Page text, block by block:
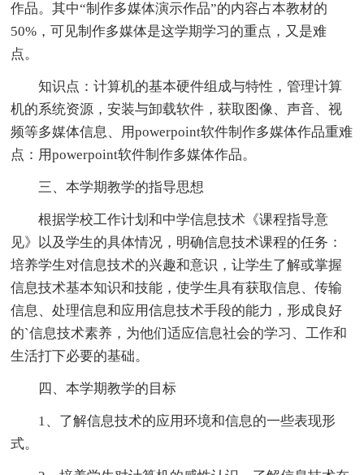
作品。其中“制作多媒体演示作品”的内容占本教材的
50%，可见制作多媒体是这学期学习的重点，又是难
点。
知识点：计算机的基本硬件组成与特性，管理计算
机的系统资源，安装与卸载软件，获取图像、声音、视
频等多媒体信息、用powerpoint软件制作多媒体作品重难
点：用powerpoint软件制作多媒体作品。
三、本学期教学的指导思想
根据学校工作计划和中学信息技术《课程指导意
见》以及学生的具体情况，明确信息技术课程的任务：
培养学生对信息技术的兴趣和意识，让学生了解或掌握
信息技术基本知识和技能，使学生具有获取信息、传输
信息、处理信息和应用信息技术手段的能力，形成良好
的`信息技术素养，为他们适应信息社会的学习、工作和
生活打下必要的基础。
四、本学期教学的目标
1、了解信息技术的应用环境和信息的一些表现形
式。